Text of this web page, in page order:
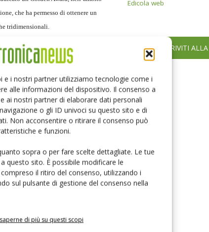
e i nostri partner utilizziamo tecnologie come i
alle informazioni del dispositivo. Il consenso a
ai nostri partner di elaborare dati personali
o gli ID univoci su questo sito e di
Non acconsentire o ritirare il consenso può
e funzioni.
sopra o per fare scelte dettagliate. Le tue
questo sito. È possibile modificare le
il ritiro del consenso, utilizzando i
sul pulsante di gestione del consenso nella
di più su questi scopi
che ha permesso di ottenere un
tridimensionali.
Edicola web
ISCRIVITI